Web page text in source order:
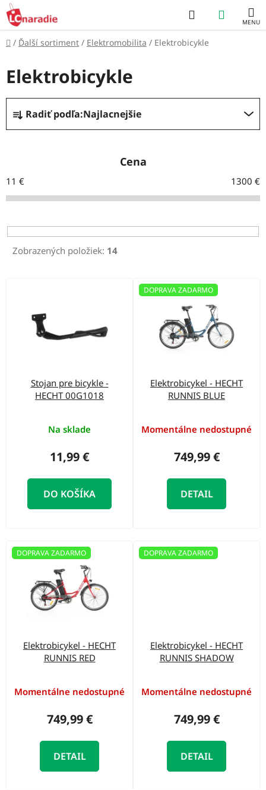
Prejsť
na
obsah
Hľadať
KOŠÍK
Domov
/ Ďalší sortiment / Elektromobilita / Elektrobicykle
Elektrobicykle
R
a
n
i
p
r
Radiť podľa:Najlacnejšie
Cena
11 € 1300 €
Zobrazených položiek: 14
Stojan pre bicykle -
HECHT 00G1018
Na sklade
11,99 €
DO KOŠÍKA
DOPRAVA ZADARMO
Elektrobicykel - HECHT
RUNNIS BLUE
Momentálne nedostupné
749,99 €
DETAIL
DOPRAVA ZADARMO
Elektrobicykel - HECHT
RUNNIS RED
Momentálne nedostupné
749,99 €
DETAIL
DOPRAVA ZADARMO
Elektrobicykel - HECHT
RUNNIS SHADOW
Momentálne nedostupné
749,99 €
DETAIL